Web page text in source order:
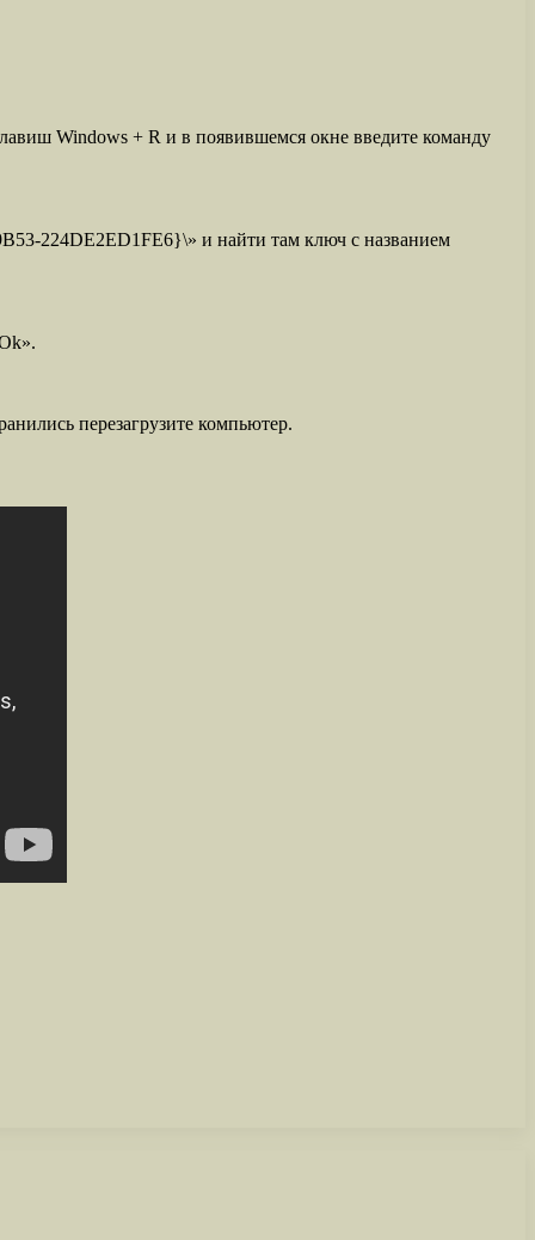
Windows + R и в появившемся окне введите команду
224DE2ED1FE6}\» и найти там ключ с названием
перезагрузите компьютер.